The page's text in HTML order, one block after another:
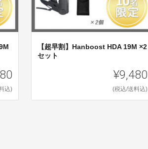
込)
【超早割】Hanboost HDA 19M ×2
セット
¥9,480
(税込/送料込)